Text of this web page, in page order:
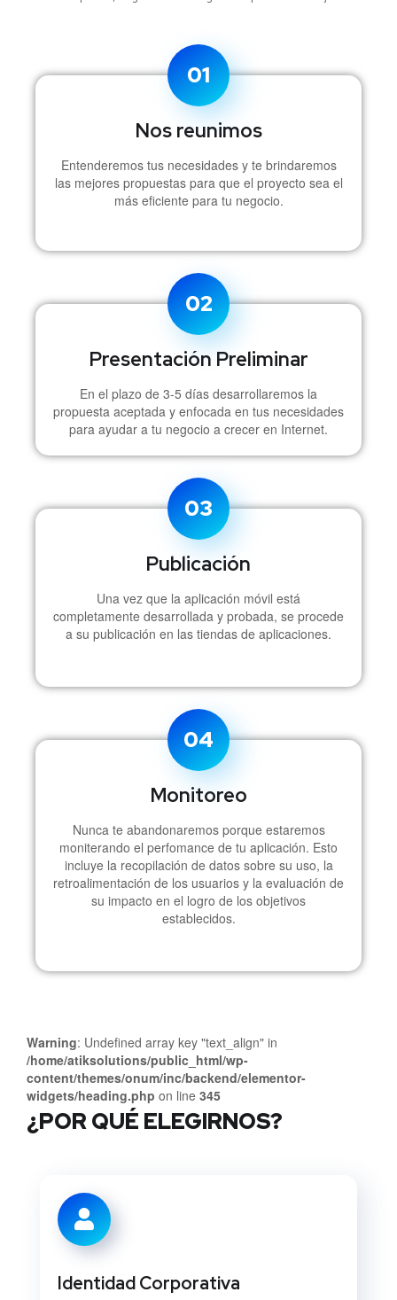
01
Nos reunimos
Entenderemos tus necesidades y te brindaremos
las mejores propuestas para que el proyecto sea el
más eficiente para tu negocio.
02
Presentación Preliminar
En el plazo de 3-5 días desarrollaremos la
propuesta aceptada y enfocada en tus necesidades
para ayudar a tu negocio a crecer en Internet.
03
Publicación
Una vez que la aplicación móvil está
completamente desarrollada y probada, se procede
a su publicación en las tiendas de aplicaciones.
04
Monitoreo
Nunca te abandonaremos porque estaremos
moniterando el perfomance de tu aplicación. Esto
incluye la recopilación de datos sobre su uso, la
retroalimentación de los usuarios y la evaluación de
su impacto en el logro de los objetivos
establecidos.
Warning: Undefined array key "text_align" in
/home/atiksolutions/public_html/wp-
content/themes/onum/inc/backend/elementor-
widgets/heading.php on line 345
¿POR QUÉ ELEGIRNOS?
Identidad Corporativa